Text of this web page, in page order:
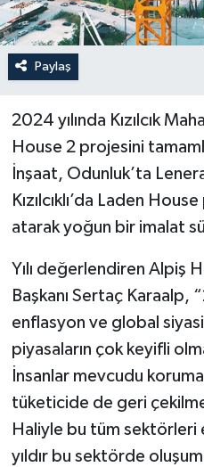
Paylaş
2024 yılında Kızılcık
House 2 projesini
İnşaat, Odunluk’ta
Kızılcıklı’da Laden
atarak yoğun bir imalat
Yılı değerlendiren Alpiş
Başkanı Sertaç Karaalp,
enflasyon ve global
piyasaların çok keyifli
İnsanlar mevcudu
tüketicide de geri
Haliyle bu tüm
yıldır bu sektörde